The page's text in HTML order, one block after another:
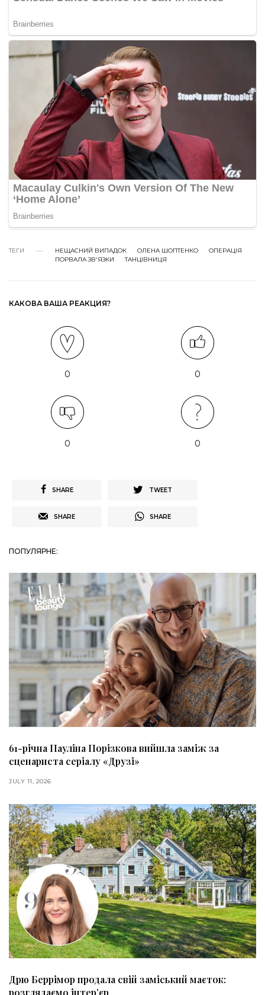
ТЕГИ НЕЩАСНИЙ ВИПАДОК ОЛЕНА ШОПТЕНКО
ОПЕРАЦІЯ
ПОРВАЛА ЗВ'ЯЗКИ
ТАНЦІВНИЦЯ
КАКОВА ВАША РЕАКЦИЯ?
0 0
0 0
SHARE TWEET
SHARE SHARE
ПОПУЛЯРНЕ:
61-річна Пауліна Порізкова вийшла заміж за
сценариста серіалу «Друзі»
JULY 11, 2026
Дрю Беррімор продала свій заміський маєток:
розглядаємо інтер’єр